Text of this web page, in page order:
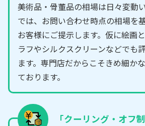
美術品・骨董品の相場は日々変動
では、お問い合わせ時点の相場を
お客様にご提示します。仮に絵画
ラフやシルクスクリーンなどでも
ます。専門店だからこそきめ細か
ております。
「クーリング・オフ